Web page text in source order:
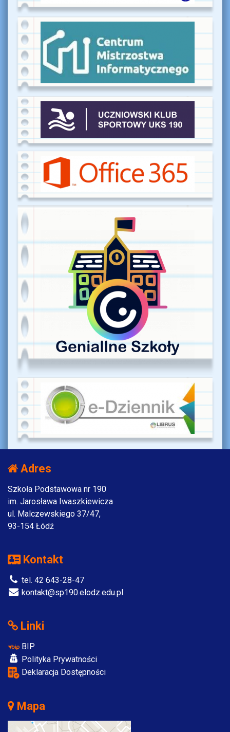
Adres
Szkoła Podstawowa nr 190
im. Jarosława Iwaszkiewicza
ul. Malczewskiego 37/47,
93-154 Łódź
Kontakt
tel. 42 643-28-47
kontakt@sp190.elodz.edu.pl
Linki
BIP
Polityka Prywatności
Deklaracja Dostępności
Mapa